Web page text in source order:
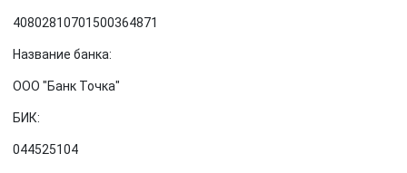
40802810701500364871
Название банка:
ООО "Банк Точка"
БИК:
044525104